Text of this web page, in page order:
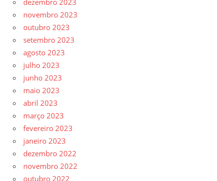
dezembro 2023
novembro 2023
outubro 2023
setembro 2023
agosto 2023
julho 2023
junho 2023
maio 2023
abril 2023
março 2023
fevereiro 2023
janeiro 2023
dezembro 2022
novembro 2022
outubro 2022